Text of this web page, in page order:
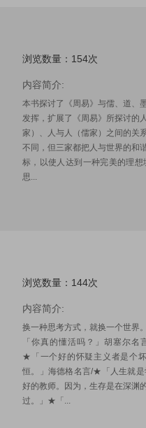
浏览数量：154次
内容简介:
本书探讨了《周易》与儒、道、
发挥，扩展了《周易》所探讨的
家）、人与人（儒家）之间的关
不同，但三家都把人与世界的和
标，以使人达到一种完美的理
思...
浏览数量：144次
内容简介:
换一种思考方式，就换一个世界
「你真的懂活吗？」胡塞尔
★「一个好的怀疑主义者是个
恒。」海德格名言/★「人生就
好的教师。因为，生存是在深渊
过。」★「...